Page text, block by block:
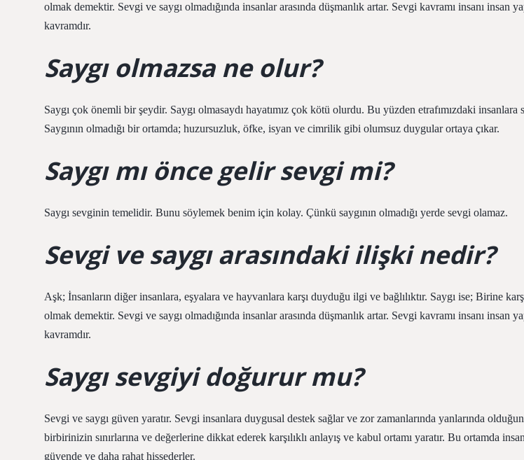
olmak demektir. Sevgi ve saygı olmadığında insanlar arasında düşmanlık artar. Sevgi kavramı insanı insan
kavramdır.
Saygı olmazsa ne olur?
Saygı çok önemli bir şeydir. Saygı olmasaydı hayatımız çok kötü olurdu. Bu yüzden etrafımızdaki
Saygının olmadığı bir ortamda; huzursuzluk, öfke, isyan ve cimrilik gibi olumsuz duygular ortaya çıkar.
Saygı mı önce gelir sevgi mi?
Saygı sevginin temelidir. Bunu söylemek benim için kolay. Çünkü saygının olmadığı yerde sevgi olamaz.
Sevgi ve saygı arasındaki ilişki nedir?
Aşk; İnsanların diğer insanlara, eşyalara ve hayvanlara karşı duyduğu ilgi ve bağlılıktır. Saygı ise; Birine
olmak demektir. Sevgi ve saygı olmadığında insanlar arasında düşmanlık artar. Sevgi kavramı insanı insan
kavramdır.
Saygı sevgiyi doğurur mu?
Sevgi ve saygı güven yaratır. Sevgi insanlara duygusal destek sağlar ve zor zamanlarında yanlarında
birbirinizin sınırlarına ve değerlerine dikkat ederek karşılıklı anlayış ve kabul ortamı yaratır. Bu ortamda
güvende ve daha rahat hissederler.